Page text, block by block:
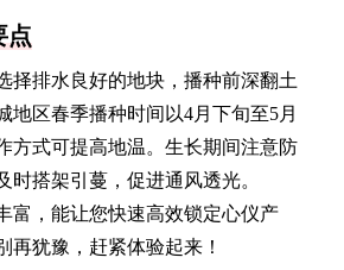
点
择排水良好的地块，播种前深翻土
地区春季播种时间以4月下旬至5月
方式可提高地温。生长期间注意防
时搭架引蔓，促进通风透光。
富，能让您快速高效锁定心仪产
再犹豫，赶紧体验起来！